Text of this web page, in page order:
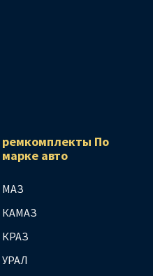
ремкомплекты По
марке авто
МАЗ
КАМАЗ
КРАЗ
УРАЛ